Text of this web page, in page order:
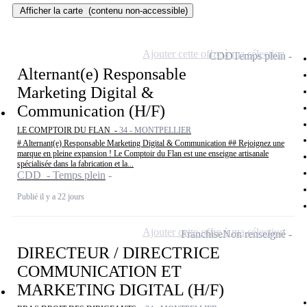
Afficher la carte (contenu non-accessible)
Alternant(e) Responsable
Marketing Digital &
Communication (H/F)
LE COMPTOIR DU FLAN - 34 - MONTPELLIER
# Alternant(e) Responsable Marketing Digital & Communication ## Rejoignez une
marque en pleine expansion ! Le Comptoir du Flan est une enseigne artisanale
spécialisée dans la fabrication et la...
CDD - Temps plein
Publié il y a 22 jours
CDDTemps plein
Ajouter cette offre à ma sélection
DIRECTEUR / DIRECTRICE
COMMUNICATION ET
MARKETING DIGITAL (H/F)
FranchiseNon renseigné
Ajouter cette offre à ma sélection